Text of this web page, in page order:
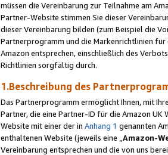
müssen die Vereinbarung zur Teilnahme am
Partner-Website stimmen Sie dieser
dieser Vereinbarung bilden (zum Beispiel die
Partnerprogramm und die Markenrichtlinien
Amazon entsprechen, einschließlich des
Richtlinien sorgfältig durch.
1.Beschreibung des
Das Partnerprogramm ermöglicht Ihnen, mit
Partner, die eine Partner-ID für die Amazon UK
Website mit einer der in Anhang 1 genannten
enthaltenen Website (jeweils eine „ Amazon-
Vereinbarung entsprechen und die von uns